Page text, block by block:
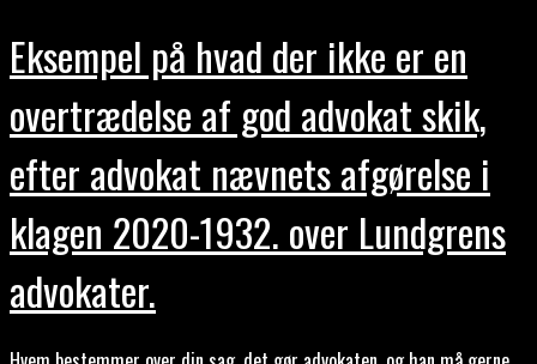
Eksempel på hvad der ikke er en
overtrædelse af god advokat skik,
efter advokat nævnets afgørelse i
klagen 2020-1932. over Lundgrens
advokater.